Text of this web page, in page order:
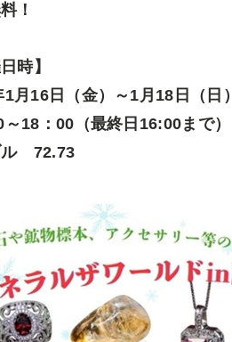
！
時】
月16日（金）～1月18日（日）
～18：00（最終日16:00まで）
ル 72.73